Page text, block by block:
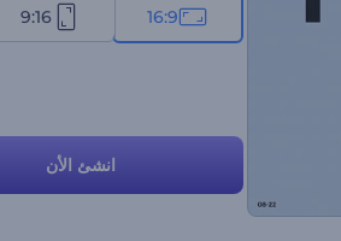
16:9
9:16
انشئ الأن